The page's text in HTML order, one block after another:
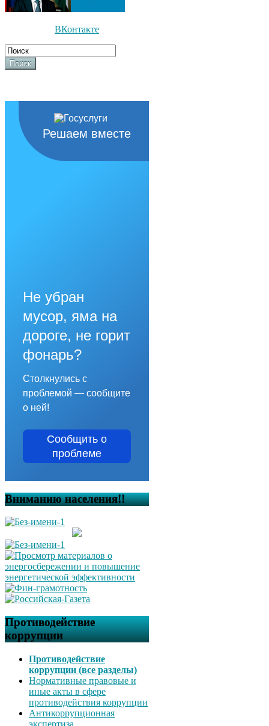
ВКонтакте
Поиск
Решаем вместе
Не убран
мусор, яма на
дороге, не горит
фонарь?
Столкнулись с
проблемой — сообщите
о ней!
Сообщить о
проблеме
Вниманию населения!!
Противодействие
коррупции
Противодействие
коррупции (все разделы)
Нормативные правовые и
иные акты в сфере
противодействия коррупции
Антикоррупционная
экспертиза